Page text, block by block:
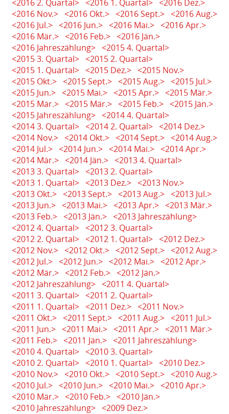
<2016 2. Quartal> <2016 1. Quartal> <2016 Dez.>
<2016 Nov.> <2016 Okt.> <2016 Sept.> <2016 Aug.>
<2016 Jul.> <2016 Jun.> <2016 Mai.> <2016 Apr.>
<2016 Mär.> <2016 Feb.> <2016 Jän.>
<2016 Jahreszählung> <2015 4. Quartal>
<2015 3. Quartal> <2015 2. Quartal>
<2015 1. Quartal> <2015 Dez.> <2015 Nov.>
<2015 Okt.> <2015 Sept.> <2015 Aug.> <2015 Jul.>
<2015 Jun.> <2015 Mai.> <2015 Apr.> <2015 Mär.>
<2015 Mär.> <2015 Mär.> <2015 Feb.> <2015 Jän.>
<2015 Jahreszählung> <2014 4. Quartal>
<2014 3. Quartal> <2014 2. Quartal> <2014 Dez.>
<2014 Nov.> <2014 Okt.> <2014 Sept.> <2014 Aug.>
<2014 Jul.> <2014 Jun.> <2014 Mai.> <2014 Apr.>
<2014 Mär.> <2014 Jän.> <2013 4. Quartal>
<2013 3. Quartal> <2013 2. Quartal>
<2013 1. Quartal> <2013 Dez.> <2013 Nov.>
<2013 Okt.> <2013 Sept.> <2013 Aug.> <2013 Jul.>
<2013 Jun.> <2013 Mai.> <2013 Apr.> <2013 Mär.>
<2013 Feb.> <2013 Jän.> <2013 Jahreszählung>
<2012 4. Quartal> <2012 3. Quartal>
<2012 2. Quartal> <2012 1. Quartal> <2012 Dez.>
<2012 Nov.> <2012 Okt.> <2012 Sept.> <2012 Aug.>
<2012 Jul.> <2012 Jun.> <2012 Mai.> <2012 Apr.>
<2012 Mär.> <2012 Feb.> <2012 Jän.>
<2012 Jahreszählung> <2011 4. Quartal>
<2011 3. Quartal> <2011 2. Quartal>
<2011 1. Quartal> <2011 Dez.> <2011 Nov.>
<2011 Okt.> <2011 Sept.> <2011 Aug.> <2011 Jul.>
<2011 Jun.> <2011 Mai.> <2011 Apr.> <2011 Mär.>
<2011 Feb.> <2011 Jän.> <2011 Jahreszählung>
<2010 4. Quartal> <2010 3. Quartal>
<2010 2. Quartal> <2010 1. Quartal> <2010 Dez.>
<2010 Nov.> <2010 Okt.> <2010 Sept.> <2010 Aug.>
<2010 Jul.> <2010 Jun.> <2010 Mai.> <2010 Apr.>
<2010 Mär.> <2010 Feb.> <2010 Jän.>
<2010 Jahreszählung> <2009 Dez.>